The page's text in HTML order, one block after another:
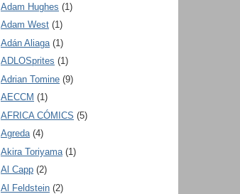
Adam Hughes (1)
Adam West (1)
Adán Aliaga (1)
ADLOSprites (1)
Adrian Tomine (9)
AECCM (1)
AFRICA CÓMICS (5)
Agreda (4)
Akira Toriyama (1)
Al Capp (2)
Al Feldstein (2)